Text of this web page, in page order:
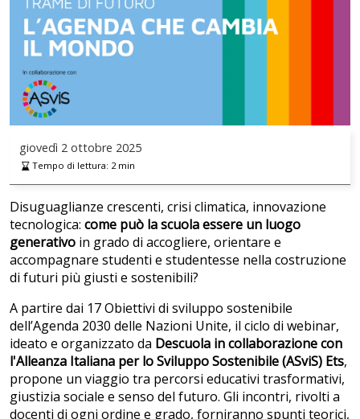
giovedì 2 ottobre 2025
Tempo di lettura: 2min
Disuguaglianze crescenti, crisi climatica, innovazione
tecnologica: come può la scuola essere un luogo
generativo in grado di accogliere, orientare e
accompagnare studenti e studentesse nella costruzione
di futuri più giusti e sostenibili?
A partire dai 17 Obiettivi di sviluppo sostenibile
dell’Agenda 2030 delle Nazioni Unite, il ciclo di webinar,
ideato e organizzato da Descuola in collaborazione con
l'Alleanza Italiana per lo Sviluppo Sostenibile (ASviS) Ets,
propone un viaggio tra percorsi educativi trasformativi,
giustizia sociale e senso del futuro. Gli incontri, rivolti a
docenti di ogni ordine e grado, forniranno spunti teorici,